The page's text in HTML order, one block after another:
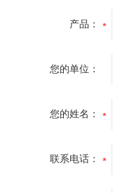
产品：
您的单位：
您的姓名：
联系电话：